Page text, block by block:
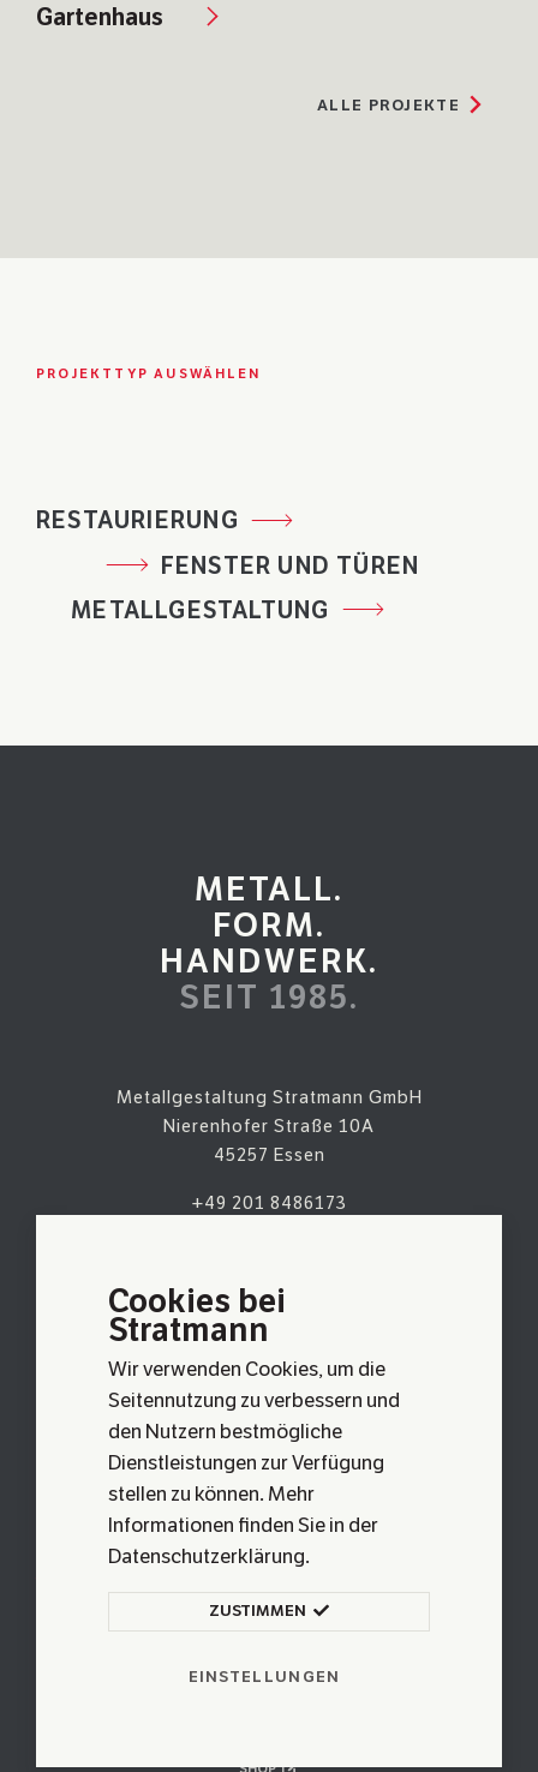
Gartenhaus
ALLE PROJEKTE
PROJEKTTYP AUSWÄHLEN
RESTAURIERUNG
FENSTER UND TÜREN
METALLGESTALTUNG
METALL.
FORM.
HANDWERK.
SEIT 1985.
Metallgestaltung Stratmann GmbH
Nierenhofer Straße 10A
45257 Essen
+49 201 8486173
T R A T M
IMPRESSUM
Cookies bei
Stratmann
Wir verwenden Cookies, um die
Seitennutzung zu verbessern und
den Nutzern bestmögliche
Dienstleistungen zur Verfügung
stellen zu können. Mehr
Informationen finden Sie in der
Datenschutzerklärung.
ZUSTIMMEN
EINSTELLUNGEN